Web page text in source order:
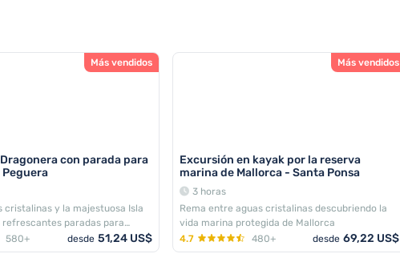
Más vendidos
con parada para
cristalinas y la majestuosa Isla
refrescantes paradas para
580+ desde 51,24 US$
Más vendidos
Excursión en kayak por la reserva
marina de Mallorca - Santa Ponsa
3 horas
Rema entre aguas cristalinas descubriendo la
vida marina protegida de Mallorca
4.7
480+ desde 69,22 US$